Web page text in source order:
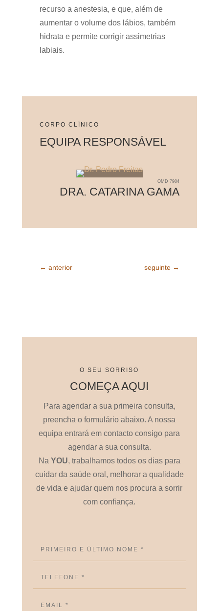
recurso a anestesia, e que, além de
aumentar o volume dos lábios, também
hidrata e permite corrigir assimetrias
labiais.
CORPO CLÍNICO
EQUIPA RESPONSÁVEL
OMD7984
DRA. CATARINA GAMA
← anterior seguinte →
O SEU SORRISO
COMEÇA AQUI
Para agendar a sua primeira consulta,
preencha o formulário abaixo. A nossa
equipa entrará em contacto consigo para
agendar a sua consulta.
Na YOU, trabalhamos todos os dias para
cuidar da saúde oral, melhorar a qualidade
de vida e ajudar quem nos procura a sorrir
com confiança.